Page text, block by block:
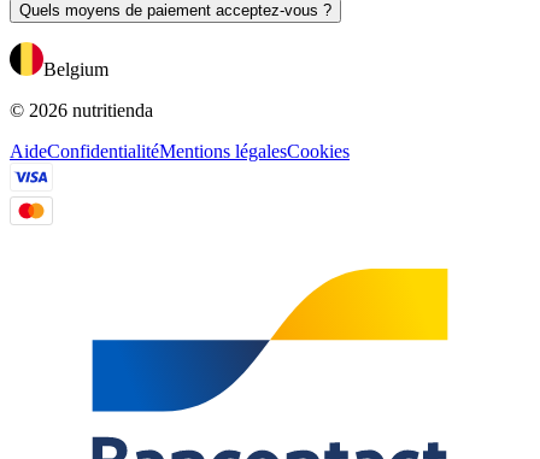
Quels moyens de paiement acceptez-vous ?
Belgium
© 2026 nutritienda
AideConfidentialitéMentions légalesCookies